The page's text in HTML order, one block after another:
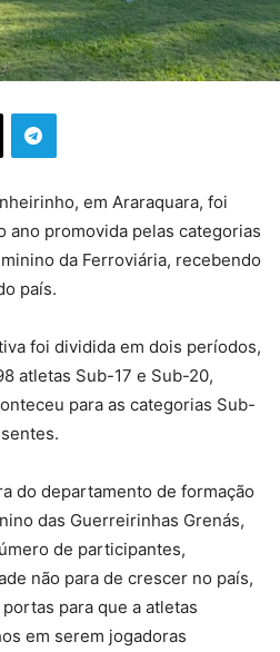
em Araraquara, foi
ano promovida pelas categorias
da Ferroviária, recebendo
país.
foi dividida em dois períodos,
atletas Sub-17 e Sub-20,
para as categorias Sub-
do departamento de formação
das Guerreirinhas Grenás,
de participantes,
não para de crescer no país,
para que a atletas
em serem jogadoras